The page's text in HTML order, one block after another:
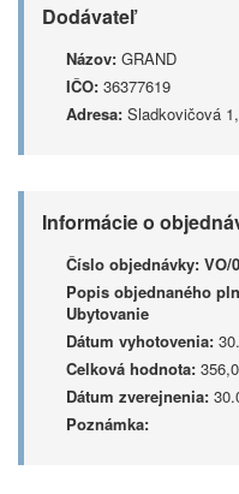
Dodávateľ
Názov: GRAND
IČO: 36377619
Adresa: Sladkovičová
Informácie o
Číslo objednávky: VO/
Popis objednaného
Ubytovanie
Dátum vyhotovenia:
Celková hodnota:
Dátum zverejnenia:
Poznámka: